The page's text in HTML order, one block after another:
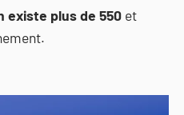
existe plus de 550 et